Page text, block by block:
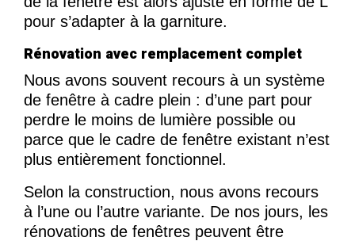
pour s’adapter à la garniture.
Rénovation avec remplacement complet
Nous avons souvent recours à un système
de fenêtre à cadre plein : d’une part pour
perdre le moins de lumière possible ou
parce que le cadre de fenêtre existant n’est
plus entièrement fonctionnel.
Selon la construction, nous avons recours
à l’une ou l’autre variante. De nos jours, les
rénovations de fenêtres peuvent être